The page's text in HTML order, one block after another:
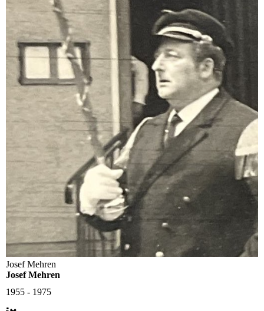
Josef Mehren
Josef Mehren
1955 - 1975